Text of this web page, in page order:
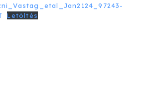
Letöltés